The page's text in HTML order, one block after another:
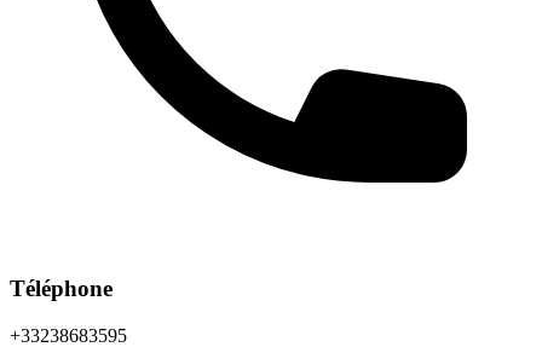
Téléphone
+33238683595